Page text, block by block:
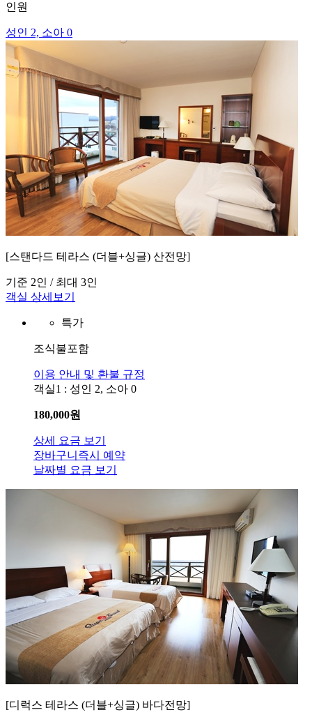
인원
성인 2, 소아 0
[스탠다드 테라스 (더블+싱글) 산전망]
기준 2인 / 최대 3인
객실 상세보기
특가
조식불포함
이용 안내 및 환불 규정
객실1 : 성인 2, 소아 0
180,000원
상세 요금 보기
장바구니 즉시 예약
날짜별 요금 보기
[디럭스 테라스 (더블+싱글) 바다전망]